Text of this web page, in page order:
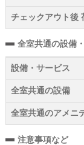
チェックアウト後
全室共通の設備
設備・サービス
全室共通の設備
全室共通のアメニ
注意事項など